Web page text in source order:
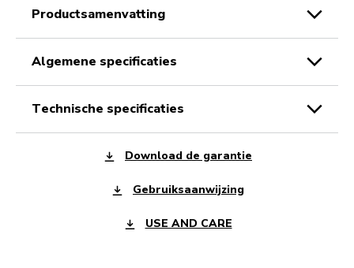
productsamenvatting
algemene specificaties
technische specificaties
Download de garantie
Gebruiksaanwijzing
USE AND CARE